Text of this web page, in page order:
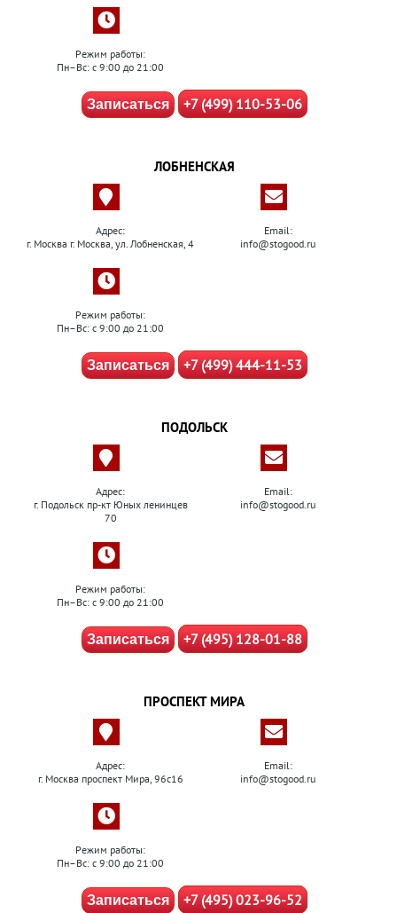
Режим работы:
Пн–Вс: с 9:00 до 21:00
Записаться +7 (499) 110-53-06
ЛОБНЕНСКАЯ
Адрес:
г. Москва г. Москва, ул. Лобненская, 4
Email:
info@stogood.ru
Режим работы:
Пн–Вс: с 9:00 до 21:00
Записаться +7 (499) 444-11-53
ПОДОЛЬСК
Адрес:
г. Подольск пр-кт Юных ленинцев
70
Email:
info@stogood.ru
Режим работы:
Пн–Вс: с 9:00 до 21:00
Записаться +7 (495) 128-01-88
ПРОСПЕКТ МИРА
Адрес:
г. Москва проспект Мира, 96с16
Email:
info@stogood.ru
Режим работы:
Пн–Вс: с 9:00 до 21:00
Записаться +7 (495) 023-96-52